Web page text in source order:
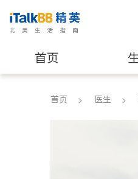
首页
养老 非盈
首页 医生